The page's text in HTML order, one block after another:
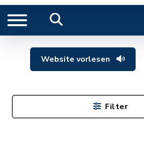
Website vorlesen
Filter